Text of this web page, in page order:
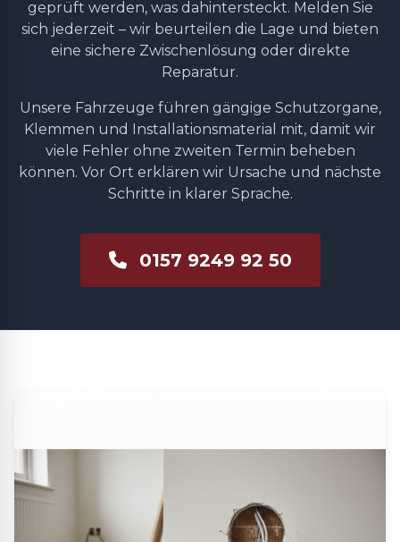
geprüft werden, was dahintersteckt. Melden Sie
sich jederzeit – wir beurteilen die Lage und bieten
eine sichere Zwischenlösung oder direkte
Reparatur.
Unsere Fahrzeuge führen gängige Schutzorgane,
Klemmen und Installationsmaterial mit, damit wir
viele Fehler ohne zweiten Termin beheben
können. Vor Ort erklären wir Ursache und nächste
Schritte in klarer Sprache.
0157 9249 92 50